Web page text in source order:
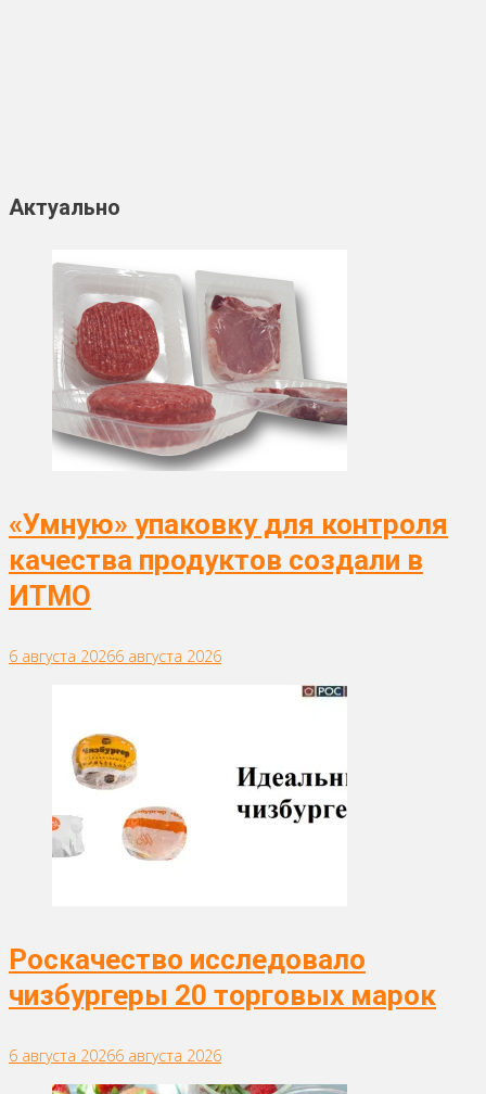
Актуально
«Умную» упаковку для контроля
качества продуктов создали в
ИТМО
6 августа 20266 августа 2026
Роскачество исследовало
чизбургеры 20 торговых марок
6 августа 20266 августа 2026